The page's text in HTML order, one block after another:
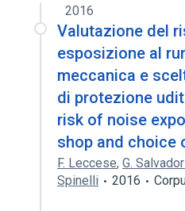
2016
Valutazione del
esposizione al
meccanica e
di protezione
risk of noise
shop and choice
F. Leccese, G.
Spinelli
2016